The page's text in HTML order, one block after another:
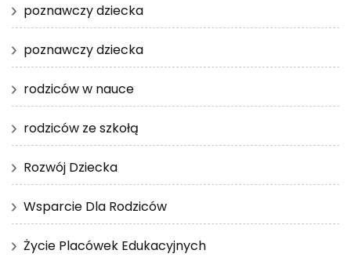
poznawczy dziecka
poznawczy dziecka
rodziców w nauce
rodziców ze szkołą
Rozwój Dziecka
Wsparcie Dla Rodziców
Życie Placówek Edukacyjnych